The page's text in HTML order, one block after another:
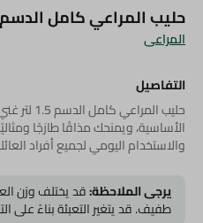
المراعى
حليب المراعي كامل الدسم
التفاصيل
حليب
الأساسية، ويمنحك مذاقًا طازجًا
والاستخدام اليومي لجميع أفراد
يرجى الملاحظة:قد يختلف وزن
طفيف. قد يتغير التعبئة بناءً على